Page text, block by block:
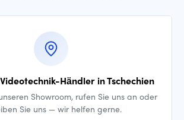
Händler in Tschechien
Showroom, rufen Sie uns an oder
Sie uns — wir helfen gerne.